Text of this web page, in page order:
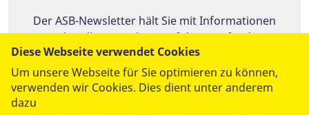
Der ASB-Newsletter hält Sie mit Informationen
zu aktuellen Projekten auf dem Laufenden.
Newsletter abonnieren
Diese Webseite verwendet Cookies
Um unsere Webseite für Sie optimieren zu können,
verwenden wir Cookies. Dies dient unter anderem
dazu